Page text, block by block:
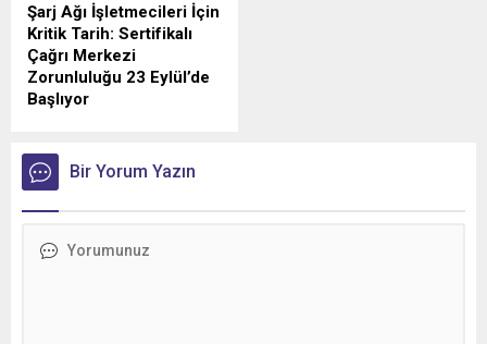
Şarj Ağı İşletmecileri İçin
Kritik Tarih: Sertifikalı
Çağrı Merkezi
Zorunluluğu 23 Eylül’de
Başlıyor
ilgilendiren düzenlemede
geri sayım sürüyor.
Bir Yorum Yazın